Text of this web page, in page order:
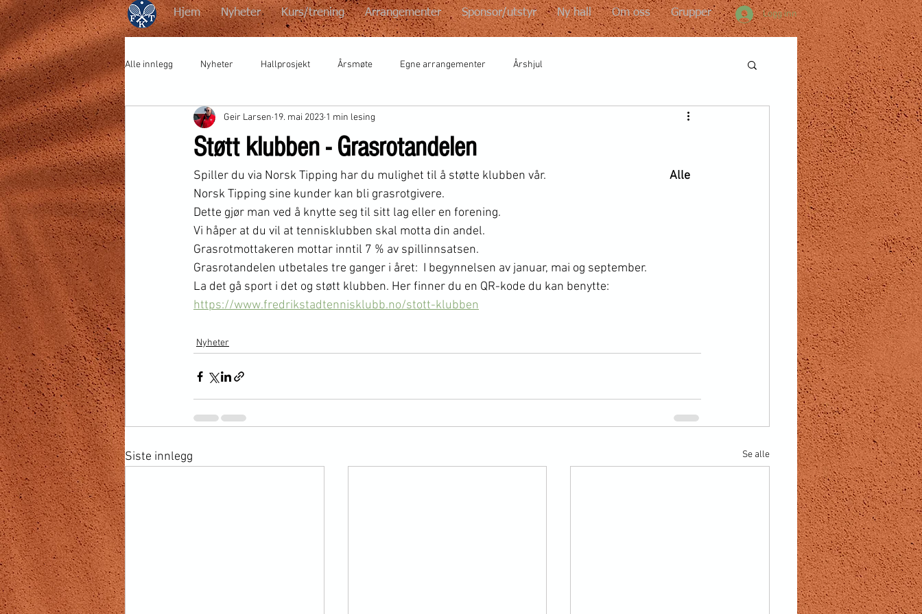
Hjem Nyheter Kurs/trening Arrangementer Sponsor/utstyr Ny hall Om oss Grupper Logg inn
Alle innlegg Nyheter Hallprosjekt Årsmøte Egne arrangementer Årshjul
Støtt klubben - Grasrotandelen
Geir Larsen 19. mai 2023 1 min lesing
Spiller du via Norsk Tipping har du mulighet til å støtte klubben vår. Alle
Norsk Tipping sine kunder kan bli grasrotgivere.
Dette gjør man ved å knytte seg til sitt lag eller en forening.
Vi håper at du vil at tennisklubben skal motta din andel.
Grasrotmottakeren mottar inntil 7 % av spillinnsatsen.
Grasrotandelen utbetales tre ganger i året:  I begynnelsen av januar, mai og september.
La det gå sport i det og støtt klubben. Her finner du en QR-kode du kan benytte:
https://www.fredrikstadtennisklubb.no/stott-klubben
Nyheter
Siste innlegg Se alle